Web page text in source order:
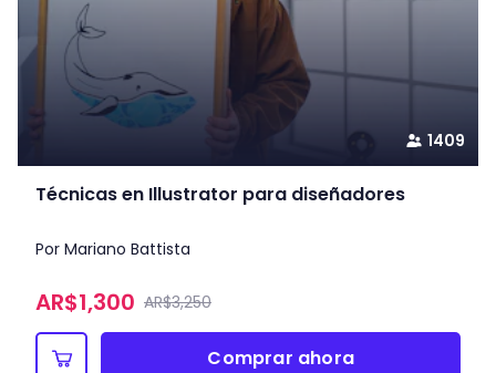
1409
Técnicas en Illustrator para diseñadores
Por Mariano Battista
AR$1,300 AR$3,250
Comprar ahora